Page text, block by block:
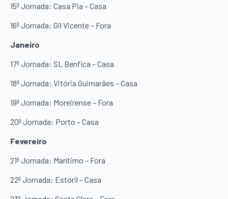
15ª Jornada: Casa Pia – Casa
16ª Jornada: Gil Vicente – Fora
Janeiro
17ª Jornada: SL Benfica – Casa
18ª Jornada: Vitória Guimarães – Casa
19ª Jornada: Moreirense – Fora
20ª Jornada: Porto – Casa
Fevereiro
21ª Jornada: Marítimo – Fora
22ª Jornada: Estoril – Casa